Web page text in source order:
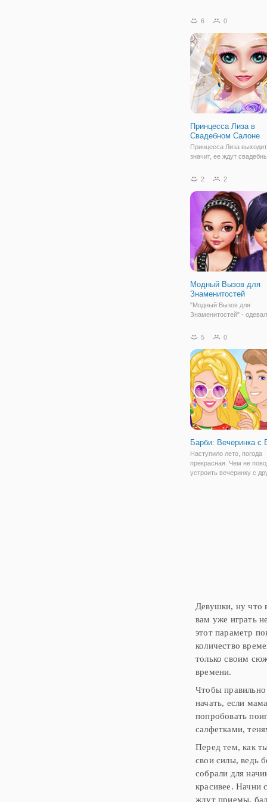
6 0
Принцесса Лиза в
Свадебном Салоне
Принцесса Лиза
значит, ее ждут
стали приятными, не
"Принцесса Лиза в
Салоне" вы станете для
не только
2 2
Модный Вызов для
Знаменитостей
"Модный Вызов для
Знаменитостей" -
примерить на себя роль
персонажами будут:
Селена Гомес и Ариана
каждой из них есть свои
5 0
Барби: Вечеринка с
Наступило лето, погода
прекрасная. Чем не
устроить вечеринку с
Девушки, ну что
вам уже играть
этот параметр
количество
только своим
времени.
Чтобы правильно
начать, если
попробовать
салфетками,
Перед тем, как
свои силы, ведь
собрали для
красивее. Начни
ждут приемы,